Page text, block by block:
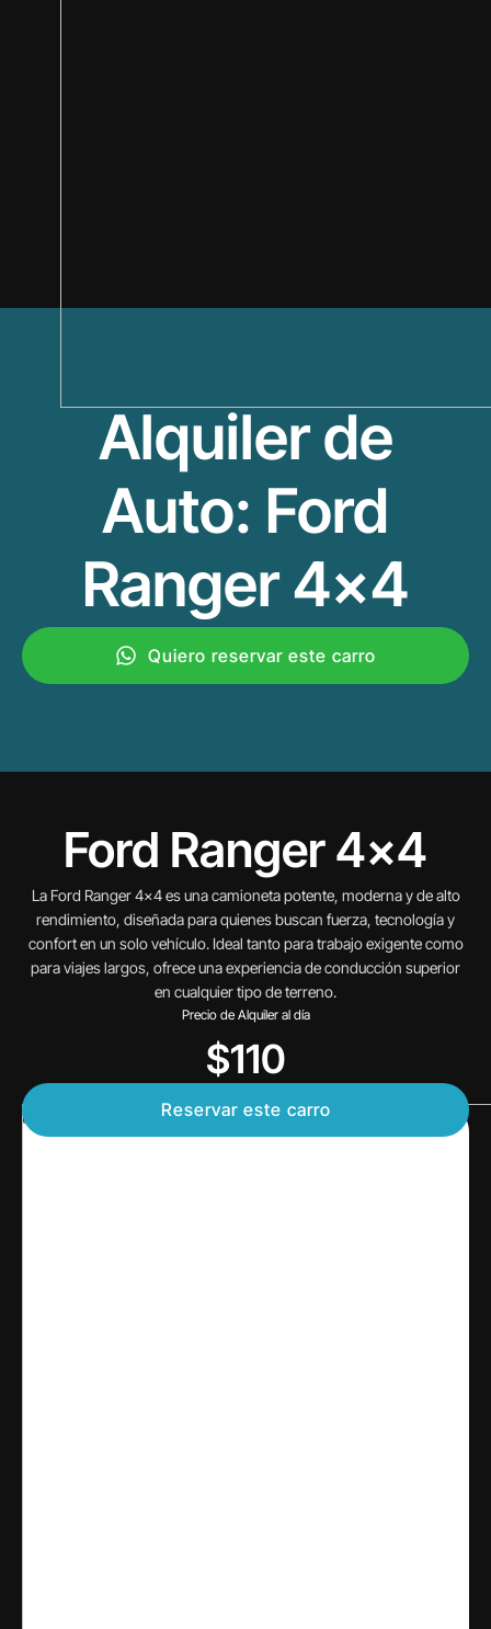
Alquiler de
Auto: Ford
Ranger 4×4
Quiero reservar este carro
Ford Ranger 4×4
La Ford Ranger 4×4 es una camioneta potente, moderna y de alto
rendimiento, diseñada para quienes buscan fuerza, tecnología y
confort en un solo vehículo. Ideal tanto para trabajo exigente como
para viajes largos, ofrece una experiencia de conducción superior
en cualquier tipo de terreno.
Precio de Alquiler al día
$110
Reservar este carro